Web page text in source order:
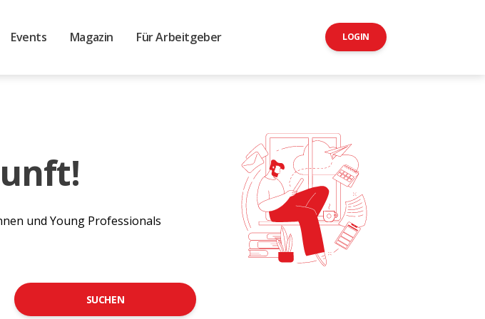
Events Magazin Für Arbeitgeber LOGIN
und Young Professionals
SUCHEN